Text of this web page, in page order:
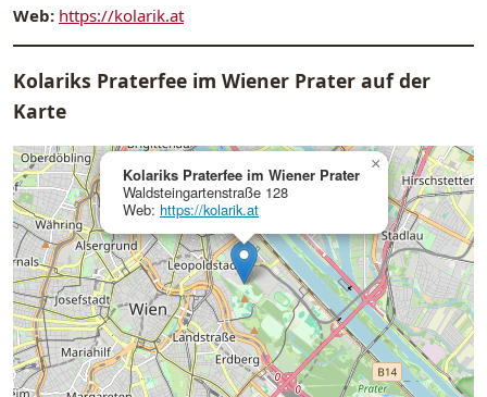
Web: https://kolarik.at
Kolariks Praterfee im Wiener Prater auf der
Karte
Kolariks Praterfee im Wiener Prater
Waldsteingartenstraße 128
Web: https://kolarik.at
×